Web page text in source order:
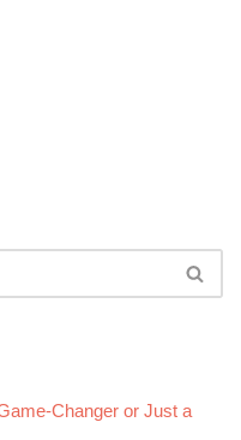
Changer or Just a